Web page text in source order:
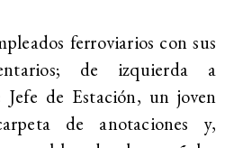
ferroviarios con sus
de izquierda a
Jefe de Estación, un joven
de anotaciones y,